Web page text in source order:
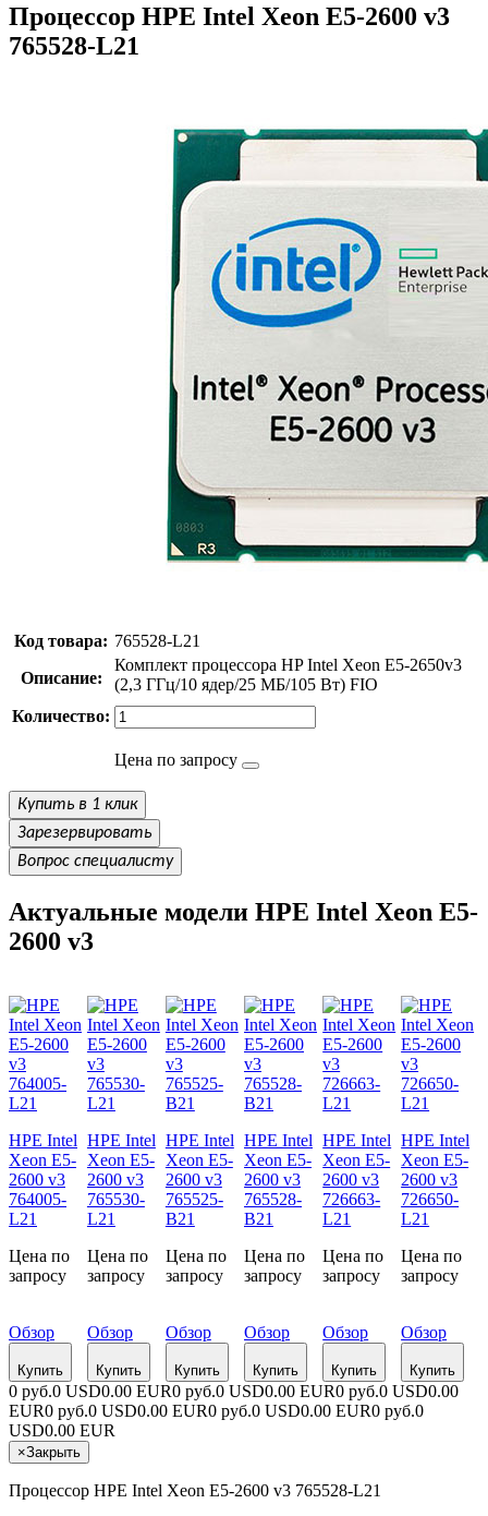
Процессор HPE Intel Xeon E5-2600 v3
765528-L21
Код товара: 765528-L21
Описание:
Комплект процессора HP Intel Xeon E5-2650v3
(2,3 ГГц/10 ядер/25 МБ/105 Вт) FIO
Количество:
Цена по запросу
Купить в 1 клик
Зарезервировать
Вопрос специалисту
Актуальные модели HPE Intel Xeon E5-
2600 v3
HPE Intel
Xeon E5-
2600 v3
764005-
L21
Цена по
запросу
Обзор
Купить
HPE Intel
Xeon E5-
2600 v3
765530-
L21
Цена по
запросу
Обзор
Купить
HPE Intel
Xeon E5-
2600 v3
765525-
B21
Цена по
запросу
Обзор
Купить
HPE Intel
Xeon E5-
2600 v3
765528-
B21
Цена по
запросу
Обзор
Купить
HPE Intel
Xeon E5-
2600 v3
726663-
L21
Цена по
запросу
Обзор
Купить
HPE Intel
Xeon E5-
2600 v3
726650-
L21
Цена по
запросу
Обзор
Купить
0 руб.0 USD0.00 EUR0 руб.0 USD0.00 EUR0 руб.0 USD0.00
EUR0 руб.0 USD0.00 EUR0 руб.0 USD0.00 EUR0 руб.0
USD0.00 EUR
×Закрыть
Процессор HPE Intel Xeon E5-2600 v3 765528-L21